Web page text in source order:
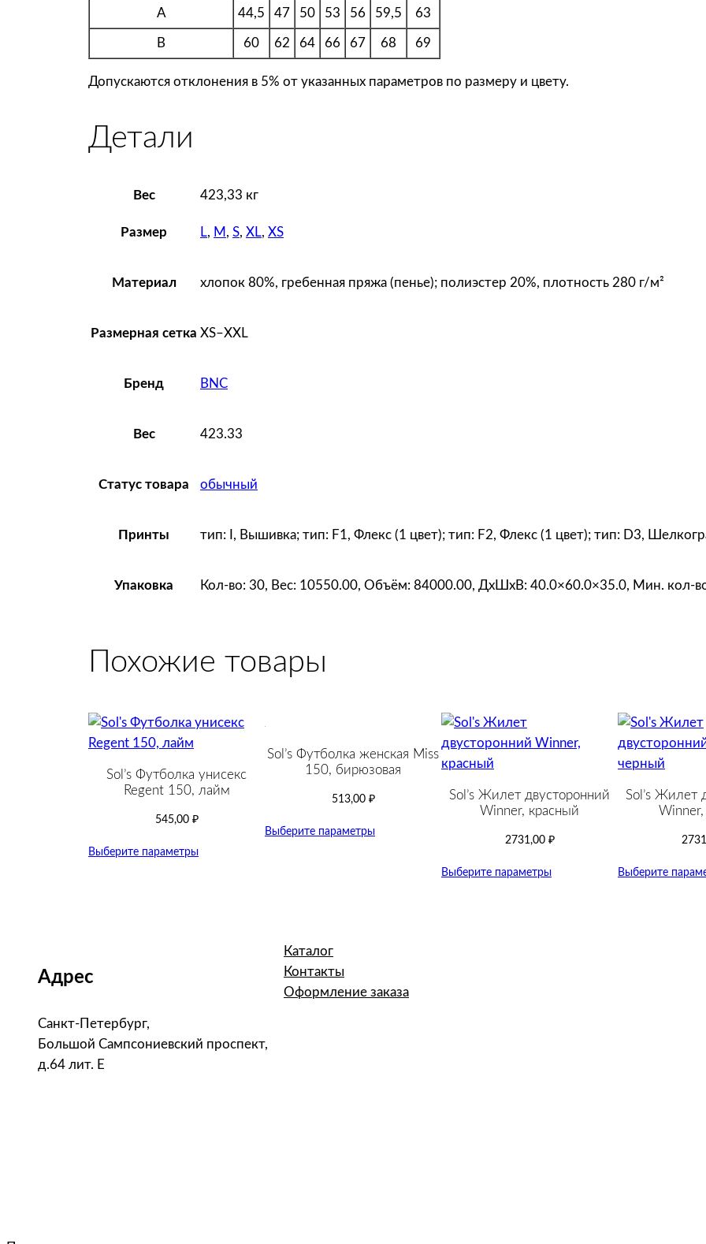
,
A 44,5 47 50 53 56 59,5 63
B 60 62 64 66 67 68 69
Допускаются отклонения в 5% от указанных параметров по размеру и цвету.
Детали
Вес 423,33 кг
Размер L, M , S, XL, XS
Материал хлопок 80%, гребенная пряжа (пенье); полиэстер 20%, плотность 280 г/м²
Размерная сетка XS–XXL
Бренд BNC
Вес 423.33
Статус товара обычный
Принты тип: I, Вышивка; тип: F1, Флекс (1 цвет); тип: F2, Флекс (1 цвет); тип: D3,
Упаковка Кол-во: 30, Вес: 10550.00, Объём: 84000.00, ДxШxВ: 40.0×60.0×35.0, Мин. кол-
Похожие товары
Sol’s Футболка унисекс
Regent 150, лайм
545,00 ₽
Выберите параметры
Sol’s Футболка женская Miss
150, бирюзовая
513,00 ₽
Выберите параметры
Sol’s Жилет двусторонний
Winner, красный
2731,00 ₽
Выберите параметры
Sol’s Жилет
Выберите
Адрес
Санкт-Петербург,
Большой Сампсониевский проспект,
д.64 лит. Е
Каталог
Контакты
Оформление заказа